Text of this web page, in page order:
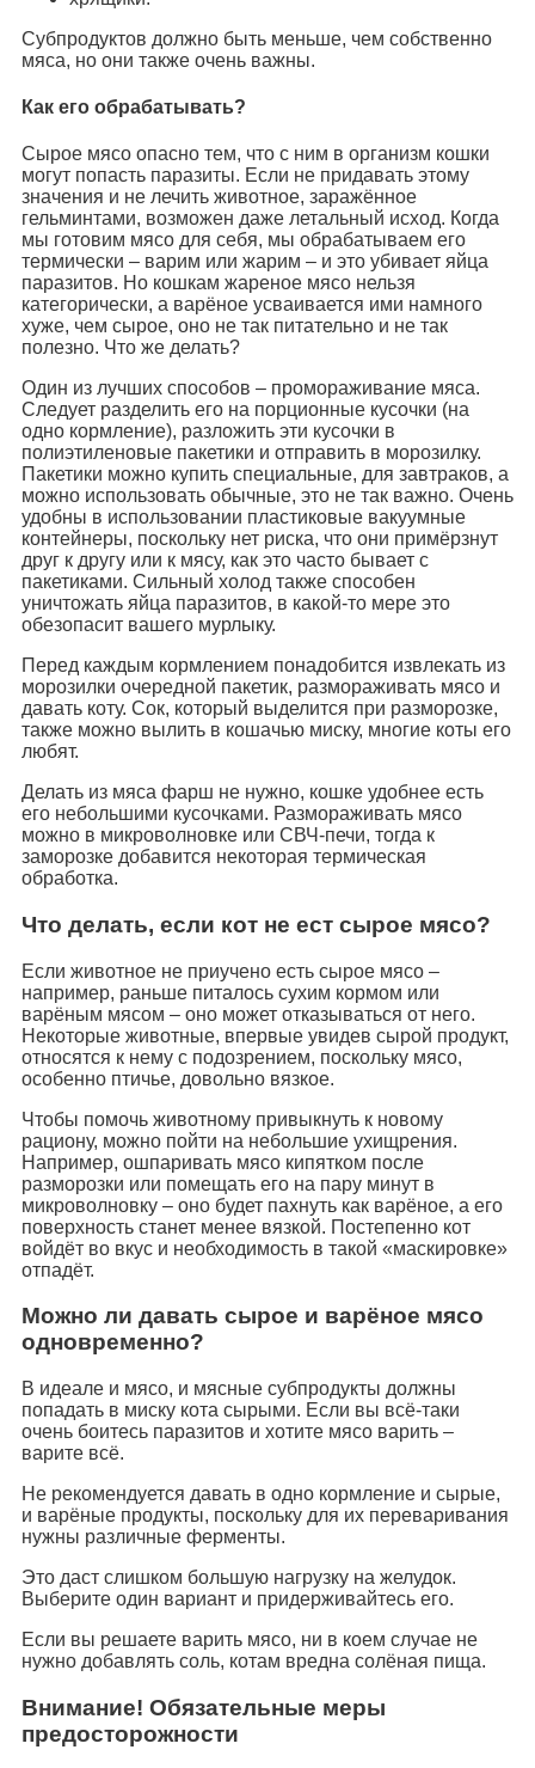
Субпродуктов должно быть меньше, чем собственно
мяса, но они также очень важны.
Как его обрабатывать?
Сырое мясо опасно тем, что с ним в организм кошки
могут попасть паразиты. Если не придавать этому
значения и не лечить животное, заражённое
гельминтами, возможен даже летальный исход. Когда
мы готовим мясо для себя, мы обрабатываем его
термически – варим или жарим – и это убивает яйца
паразитов. Но кошкам жареное мясо нельзя
категорически, а варёное усваивается ими намного
хуже, чем сырое, оно не так питательно и не так
полезно. Что же делать?
Один из лучших способов – промораживание мяса.
Следует разделить его на порционные кусочки (на
одно кормление), разложить эти кусочки в
полиэтиленовые пакетики и отправить в морозилку.
Пакетики можно купить специальные, для завтраков, а
можно использовать обычные, это не так важно. Очень
удобны в использовании пластиковые вакуумные
контейнеры, поскольку нет риска, что они примёрзнут
друг к другу или к мясу, как это часто бывает с
пакетиками. Сильный холод также способен
уничтожать яйца паразитов, в какой-то мере это
обезопасит вашего мурлыку.
Перед каждым кормлением понадобится извлекать из
морозилки очередной пакетик, размораживать мясо и
давать коту. Сок, который выделится при разморозке,
также можно вылить в кошачью миску, многие коты его
любят.
Делать из мяса фарш не нужно, кошке удобнее есть
его небольшими кусочками. Размораживать мясо
можно в микроволновке или СВЧ-печи, тогда к
заморозке добавится некоторая термическая
обработка.
Что делать, если кот не ест сырое мясо?
Если животное не приучено есть сырое мясо –
например, раньше питалось сухим кормом или
варёным мясом – оно может отказываться от него.
Некоторые животные, впервые увидев сырой продукт,
относятся к нему с подозрением, поскольку мясо,
особенно птичье, довольно вязкое.
Чтобы помочь животному привыкнуть к новому
рациону, можно пойти на небольшие ухищрения.
Например, ошпаривать мясо кипятком после
разморозки или помещать его на пару минут в
микроволновку – оно будет пахнуть как варёное, а его
поверхность станет менее вязкой. Постепенно кот
войдёт во вкус и необходимость в такой «маскировке»
отпадёт.
Можно ли давать сырое и варёное мясо
одновременно?
В идеале и мясо, и мясные субпродукты должны
попадать в миску кота сырыми. Если вы всё-таки
очень боитесь паразитов и хотите мясо варить –
варите всё.
Не рекомендуется давать в одно кормление и сырые,
и варёные продукты, поскольку для их переваривания
нужны различные ферменты.
Это даст слишком большую нагрузку на желудок.
Выберите один вариант и придерживайтесь его.
Если вы решаете варить мясо, ни в коем случае не
нужно добавлять соль, котам вредна солёная пища.
Внимание! Обязательные меры
предосторожности